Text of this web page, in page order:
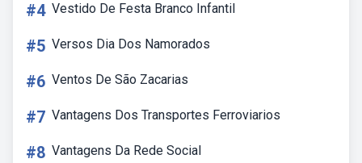
#4 Vestido De Festa Branco Infantil
#5 Versos Dia Dos Namorados
#6 Ventos De São Zacarias
#7 Vantagens Dos Transportes Ferroviarios
#8 Vantagens Da Rede Social